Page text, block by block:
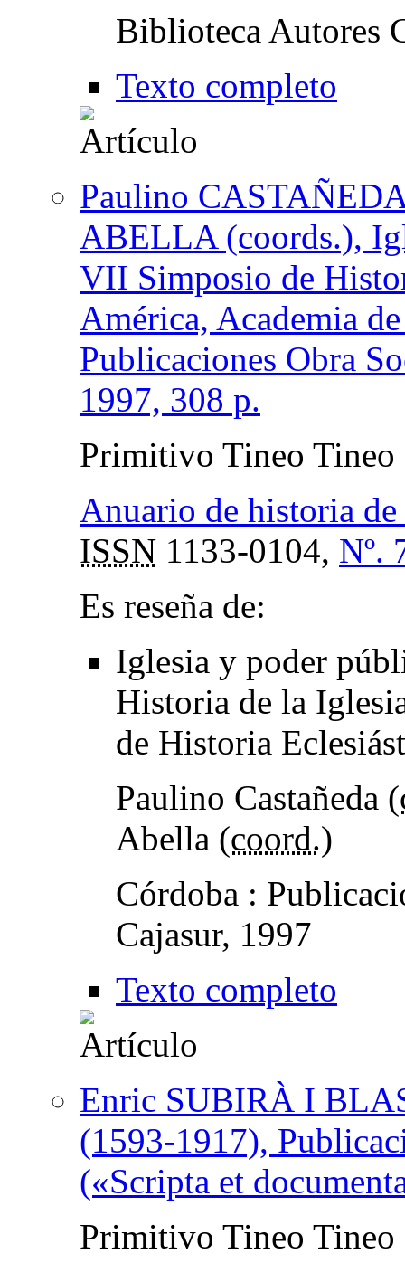
Biblioteca Autores
Texto completo
Paulino
ABELLA (coords.),
VII Simposio de
América, Academia
Publicaciones Obra
1997, 308 p.
Primitivo Tineo Tineo
Anuario de historia
ISSN 1133-0104, Nº.
Es reseña de:
Iglesia y poder
Historia de la
de Historia
Paulino Castañeda (
Abella (coord.)
Córdoba :
Cajasur, 1997
Texto completo
Enric SUBIRÀ I
(1593-1917),
(«Scripta et
Primitivo Tineo Tineo